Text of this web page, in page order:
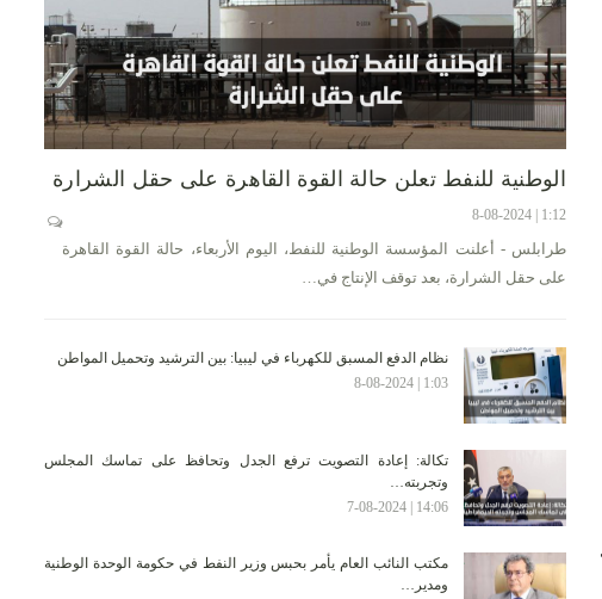
الوطنية للنفط تعلن حالة القوة القاهرة على حقل الشرارة
1:12 | 8-08-2024
طرابلس - أعلنت المؤسسة الوطنية للنفط، اليوم الأربعاء، حالة القوة القاهرة
على حقل الشرارة، بعد توقف الإنتاج في…
نظام الدفع المسبق للكهرباء في ليبيا: بين الترشيد وتحميل المواطن
1:03 | 8-08-2024
تكالة: إعادة التصويت ترفع الجدل وتحافظ على تماسك المجلس
وتجربته…
14:06 | 7-08-2024
مكتب النائب العام يأمر بحبس وزير النفط في حكومة الوحدة الوطنية
ومدير…